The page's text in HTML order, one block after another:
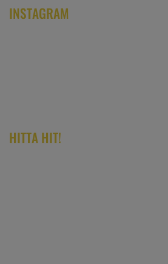
INSTAGRAM
HITTA HIT!